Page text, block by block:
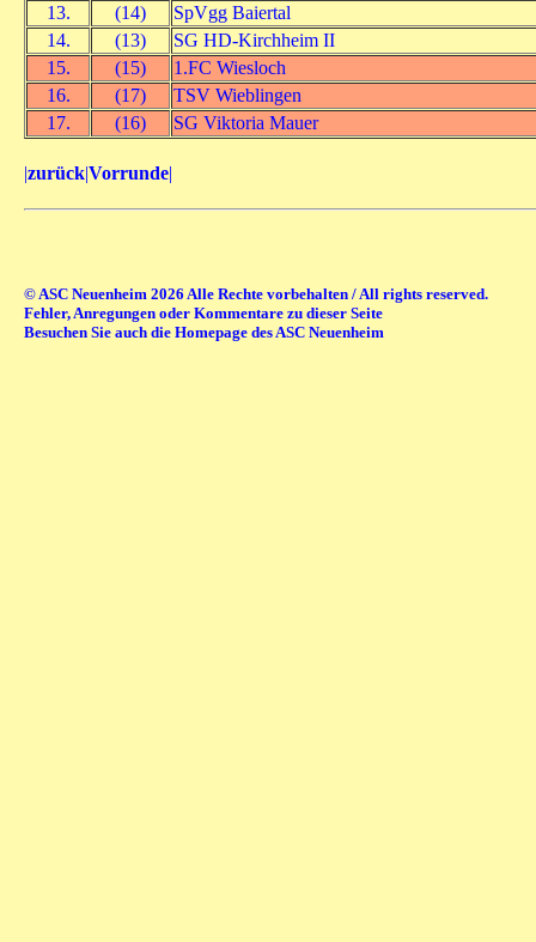
13.
(14)
SpVgg Baiertal
14.
(13)
SG HD-Kirchheim II
15.
(15)
1.FC Wiesloch
16.
(17)
TSV Wieblingen
17.
(16) SG Viktoria Mauer
|zurück|Vorrunde|
© ASC Neuenheim 2026 Alle Rechte vorbehalten / All rights reserved.
Fehler, Anregungen oder Kommentare zu dieser Seite
Besuchen Sie auch die Homepage des ASC Neuenheim